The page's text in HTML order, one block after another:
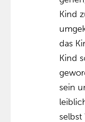
Kind
das
Kind
sein